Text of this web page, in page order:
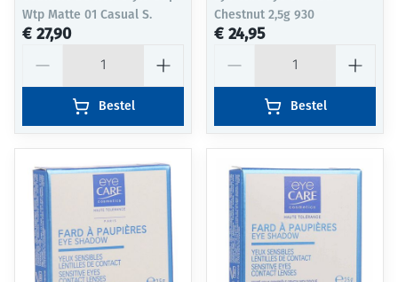
Wtp Matte 01 Casual S.
€ 27,90
Bestel
Chestnut 2,5g 930
€ 24,95
Bestel